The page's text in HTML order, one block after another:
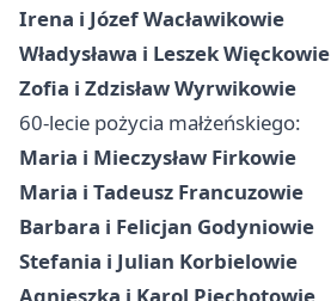
Irena i Józef Wacławikowie
Władysława i Leszek Więckowie
Zofia i Zdzisław Wyrwikowie
60-lecie pożycia małżeńskiego:
Maria i Mieczysław Firkowie
Maria i Tadeusz Francuzowie
Barbara i Felicjan Godyniowie
Stefania i Julian Korbielowie